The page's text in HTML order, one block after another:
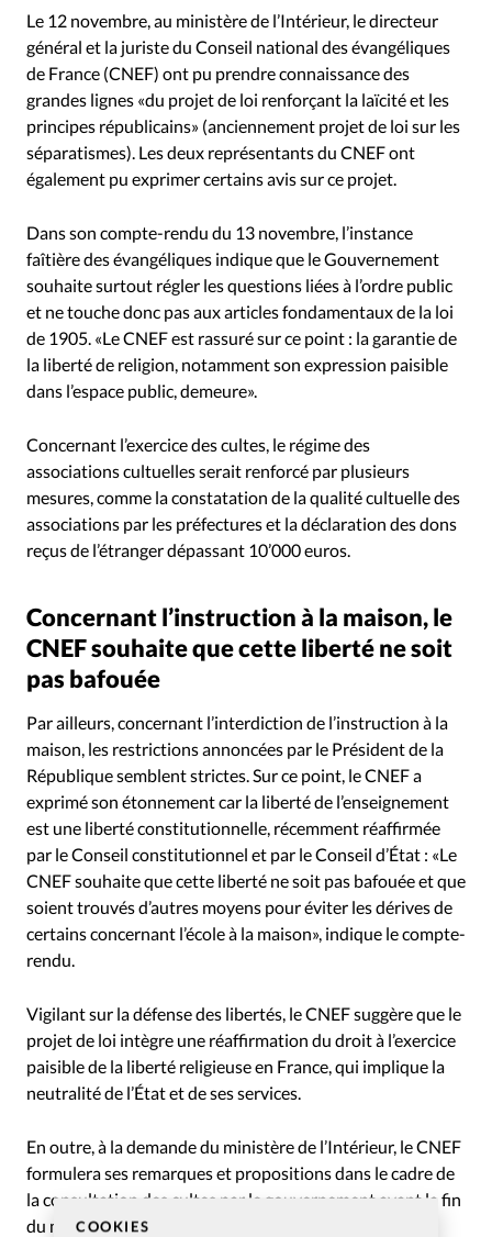
COOKIES
Le 12 novembre, au ministère de l’Intérieur, le directeur
général et la juriste du Conseil national des évangéliques
de France (CNEF) ont pu prendre connaissance des
grandes lignes «du projet de loi renforçant la laïcité et les
principes républicains» (anciennement projet de loi sur les
séparatismes). Les deux représentants du CNEF ont
également pu exprimer certains avis sur ce projet.
Dans son compte-rendu du 13 novembre, l’instance
faîtière des évangéliques indique que le Gouvernement
souhaite surtout régler les questions liées à l’ordre public
et ne touche donc pas aux articles fondamentaux de la loi
de 1905. «Le CNEF est rassuré sur ce point : la garantie de
la liberté de religion, notamment son expression paisible
dans l’espace public, demeure».
Concernant l’exercice des cultes, le régime des
associations cultuelles serait renforcé par plusieurs
mesures, comme la constatation de la qualité cultuelle des
associations par les préfectures et la déclaration des dons
reçus de l’étranger dépassant 10’000 euros.
Concernant l’instruction à la maison, le
CNEF souhaite que cette liberté ne soit
pas bafouée
Par ailleurs, concernant l’interdiction de l’instruction à la
maison, les restrictions annoncées par le Président de la
République semblent strictes. Sur ce point, le CNEF a
exprimé son étonnement car la liberté de l’enseignement
est une liberté constitutionnelle, récemment réaffirmée
par le Conseil constitutionnel et par le Conseil d’État : «Le
CNEF souhaite que cette liberté ne soit pas bafouée et que
soient trouvés d’autres moyens pour éviter les dérives de
certains concernant l’école à la maison», indique le compte-
rendu.
Vigilant sur la défense des libertés, le CNEF suggère que le
projet de loi intègre une réaffirmation du droit à l’exercice
paisible de la liberté religieuse en France, qui implique la
neutralité de l’État et de ses services.
En outre, à la demande du ministère de l’Intérieur, le CNEF
formulera ses remarques et propositions dans le cadre de
la consultation des cultes par le gouvernement avant la fin
du mois.